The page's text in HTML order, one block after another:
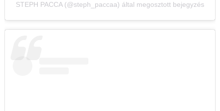
STEPH PACCA (@steph_paccaa) által megosztott bejegyzés